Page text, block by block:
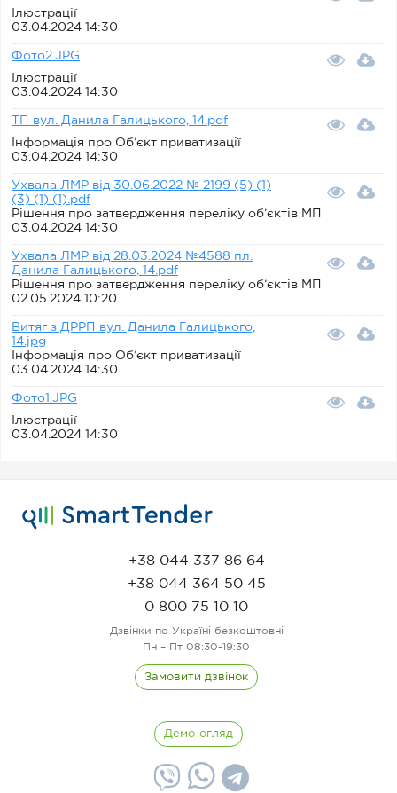
Ілюстрації
03.04.2024 14:30
Фото2.JPG
Ілюстрації
03.04.2024 14:30
ТП вул. Данила Галицького, 14.pdf
Інформація про Об’єкт приватизації
03.04.2024 14:30
Ухвала ЛМР від 30.06.2022 № 2199 (5) (1)
(3) (1) (1).pdf
Рішення про затвердження переліку об’єктів МП
03.04.2024 14:30
Ухвала ЛМР від 28.03.2024 №4588 пл.
Данила Галицького, 14.pdf
Рішення про затвердження переліку об’єктів МП
02.05.2024 10:20
Витяг з ДРРП вул. Данила Галицького,
14.jpg
Інформація про Об’єкт приватизації
03.04.2024 14:30
Фото1.JPG
Ілюстрації
03.04.2024 14:30
+38 044 337 86 64
+38 044 364 50 45
0 800 75 10 10
Дзвінки по Україні безкоштовні
Пн – Пт 08:30-19:30
Замовити дзвінок
Демо-огляд